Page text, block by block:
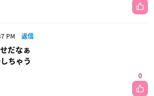
PM 返信
だなぁ
ちゃう
0